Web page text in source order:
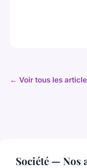
← Voir tous les
Société — Nos